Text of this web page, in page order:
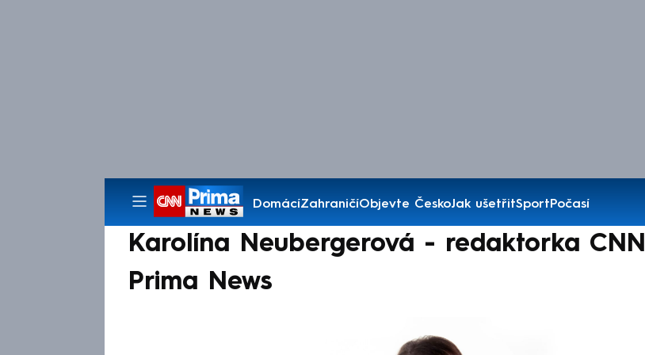
DomácíZahraničíObjevte ČeskoJak ušetřitSportPočasí
Pořady
Karolína Neubergerová - redaktorka CNN
Prima News